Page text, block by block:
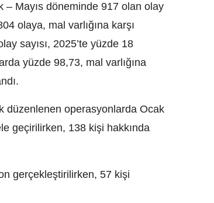
– Mayıs döneminde 917 olan olay
olaya, mal varlığına karşı
sayısı, 2025’te yüzde 18
yüzde 98,73, mal varlığına
düzenlenen operasyonlarda Ocak
geçirilirken, 138 kişi hakkında
gerçekleştirilirken, 57 kişi